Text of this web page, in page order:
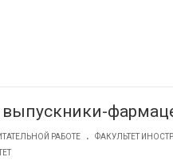
выпускники-
РАБОТЕ . ФАКУЛЬТЕТ